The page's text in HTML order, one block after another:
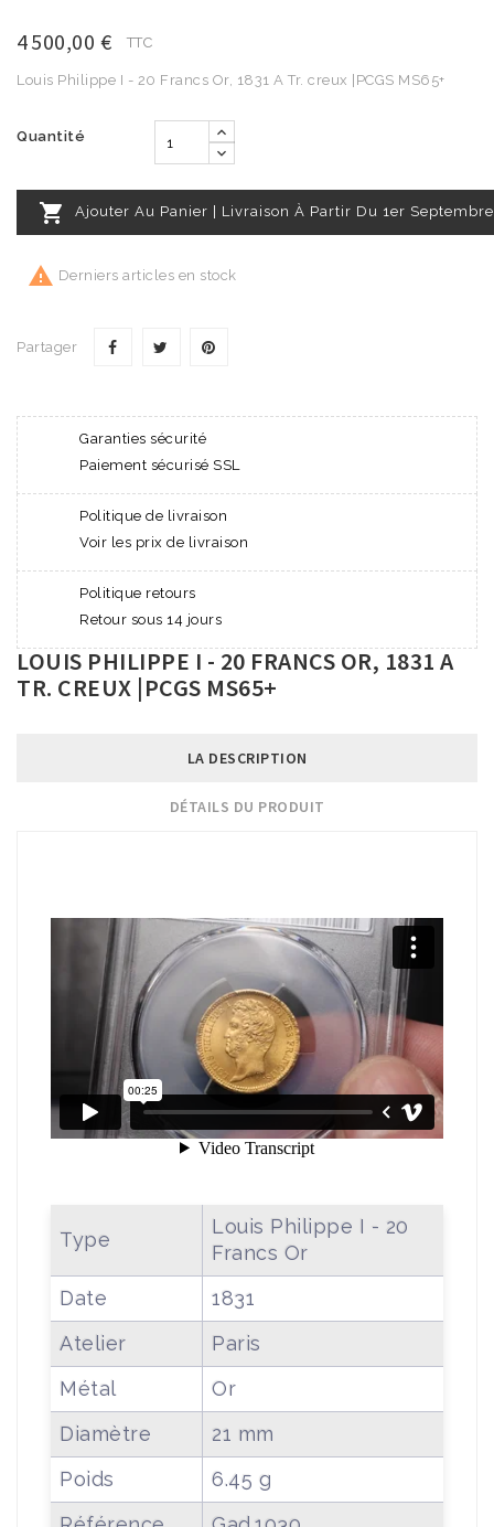
4 500,00 € TTC
Louis Philippe I - 20 Francs Or, 1831 A Tr. creux |PCGS MS65+
Quantité
 Ajouter Au Panier | Livraison À Partir Du 1er Septembre
 Derniers articles en stock
Partager
Garanties sécurité
Paiement sécurisé SSL
Politique de livraison
Voir les prix de livraison
Politique retours
Retour sous 14 jours
LOUIS PHILIPPE I - 20 FRANCS OR, 1831 A
TR. CREUX |PCGS MS65+
LA DESCRIPTION
DÉTAILS DU PRODUIT
Type
Louis Philippe I - 20
Francs Or
Date
1831
Atelier
Paris
Métal
Or
Diamètre
21 mm
Poids
6.45 g